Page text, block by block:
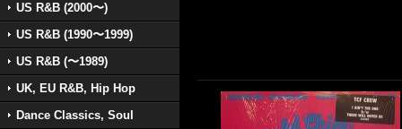
US R&B (2000〜)
US R&B (1990〜1999)
US R&B (〜1989)
UK, EU R&B, Hip Hop
Dance Classics, Soul